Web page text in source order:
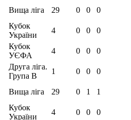
Вища ліга 29 0 0 0
Кубок
України
4 0 0 0
Кубок
УЄФА
4 0 0 0
Друга ліга.
Група В
1 0 0 0
Вища ліга 29 0 1 1
Кубок
України
4 0 0 0